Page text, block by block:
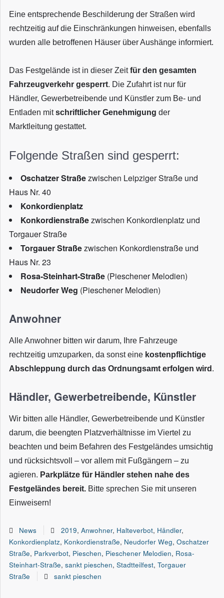
Eine entsprechende Beschilderung der Straßen wird
rechtzeitig auf die Einschränkungen hinweisen, ebenfalls
wurden alle betroffenen Häuser über Aushänge informiert.
Das Festgelände ist in dieser Zeitfür den gesamten
Fahrzeugverkehr gesperrt. Die Zufahrt ist nur für
Händler, Gewerbetreibende und Künstler zum Be- und
Entladen mitschriftlicher Genehmigung der
Marktleitung gestattet.
Folgende Straßen sind gesperrt:
Oschatzer Straßezwischen Leipziger Straße und
Haus Nr. 40
Konkordienplatz
Konkordienstraßezwischen Konkordienplatz und
Torgauer Straße
Torgauer Straßezwischen Konkordienstraße und
Haus Nr. 23
Rosa-Steinhart-Straße (Pieschener Melodien)
Neudorfer Weg (Pieschener Melodien)
Anwohner
Alle Anwohner bitten wir darum, Ihre Fahrzeuge
rechtzeitig umzuparken, da sonst eine kostenpflichtige
Abschleppung durch das Ordnungsamt erfolgen wird .
Händler, Gewerbetreibende, Künstler
Wir bitten alle Händler, Gewerbetreibende und Künstler
darum, die beengten Platzverhältnisse im Viertel zu
beachten und beim Befahren des Festgeländes umsichtig
und rücksichtsvoll – vor allem mit Fußgängern – zu
agieren. Parkplätze für Händler stehen nahe des
Festgeländes bereit. Bitte sprechen Sie mit unseren
Einweisern!
News 2019, Anwohner, Halteverbot, Händler,
Konkordienplatz, Konkordienstraße, Neudorfer Weg, Oschatzer
Straße, Parkverbot, Pieschen, Pieschener Melodien, Rosa-
Steinhart-Straße, sankt pieschen, Stadtteilfest, Torgauer
Straße
sankt pieschen